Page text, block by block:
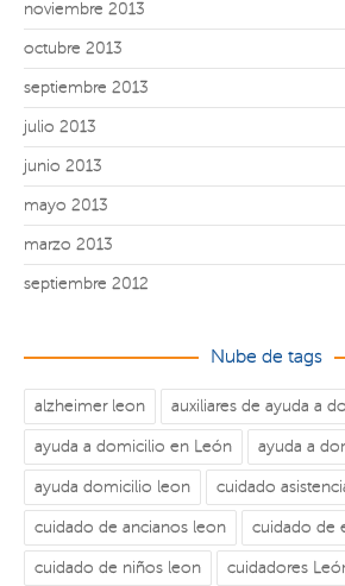
noviembre 2013
octubre 2013
septiembre 2013
julio 2013
junio 2013
mayo 2013
marzo 2013
septiembre 2012
Nube de tags
alzheimer leon auxiliares de ayuda a
ayuda a domicilio en León ayuda a
ayuda domicilio leon cuidado
cuidado de ancianos leon cuidado de
cuidado de niños leon cuidadores